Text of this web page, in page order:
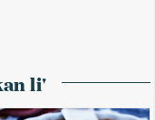
li'